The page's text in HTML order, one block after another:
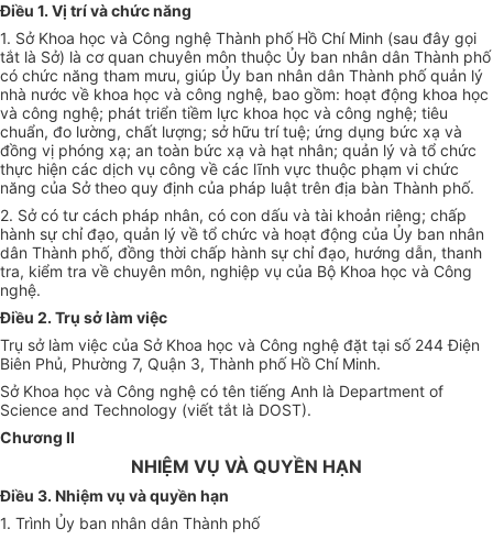
Điều 1. Vị trí và chức năng
1. Sở Khoa học và Công nghệ Thành phố Hồ Chí Minh (sau đây gọi
tắt là Sở) là cơ quan chuyên môn thuộc Ủy ban nhân dân Thành phố
có chức năng tham mưu, giúp Ủy ban nhân dân Thành phố quản lý
nhà nước về khoa học và công nghệ, bao gồm: hoạt động khoa học
và công nghệ; phát triển tiềm lực khoa học và công nghệ; tiêu
chuẩn, đo lường, chất lượng; sở hữu trítuệ; ứng dụng bức xạ và
đồng vị phóng xạ; an toàn bức xạ và hạt nhân; quản lý và tổ chức
thực hiện các dịch vụ công về các lĩnh vực thuộc phạm vi chức
năng của Sở theo quy định của pháp luật trên địa bàn Thành phố.
2. Sở có tư cách pháp nhân, có con dấu và tài khoản riêng; chấp
hành sự chỉ đạo, quản lý về tổ chức và hoạt động của Ủy ban nhân
dân Thành phố, đồng thời chấp hành sự chỉ đạo, hướng dẫn, thanh
tra, kiểm tra về chuyên môn, nghiệp vụ của Bộ Khoa học và Công
nghệ.
Điều 2. Trụ sở làm việc
Trụ sở làm việc của Sở Khoa học và Công nghệ đặt tại số 244 Điện
Biên Phủ, Phường 7, Quận 3, Thành phố Hồ Chí Minh.
Sở Khoa học và Công nghệ có tên tiếng Anh là Department of
Science and Technology (viết tắt là DOST).
Chương II
NHIỆM VỤ VÀ QUYỀN HẠN
Điều 3. Nhiệm vụ và quyền hạn
1. Trình Ủy ban nhân dân Thành phố